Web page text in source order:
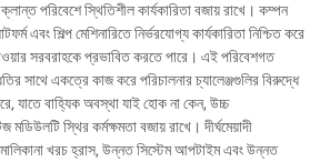
পরিবেশে স্থিতিশীল কার্যকারিতা বজায় রাখে। কম্পন
এবং শিল্প মেশিনারিতে নির্ভরযোগ্য কার্যকারিতা নিশ্চিত করে
সরবরাহকে প্রভাবিত করতে পারে। এই পরিবেশগত
সাথে একত্রে কাজ করে পরিচালনার চ্যালেঞ্জগুলির বিরুদ্ধে
যাতে বাহ্যিক অবস্থা যাই হোক না কেন, উচ্চ
মডিউলটি স্থির কর্মক্ষমতা বজায় রাখে। দীর্ঘমেয়াদী
মালিকানা খরচ হ্রাস, উন্নত সিস্টেম আপটাইম এবং উন্নত